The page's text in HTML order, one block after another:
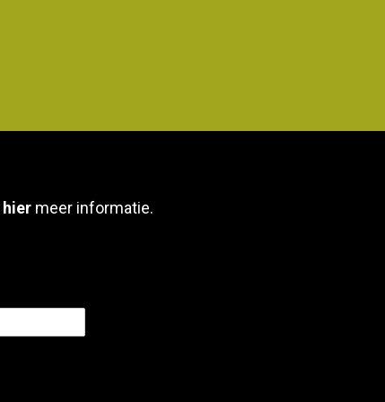
hier meer informatie.